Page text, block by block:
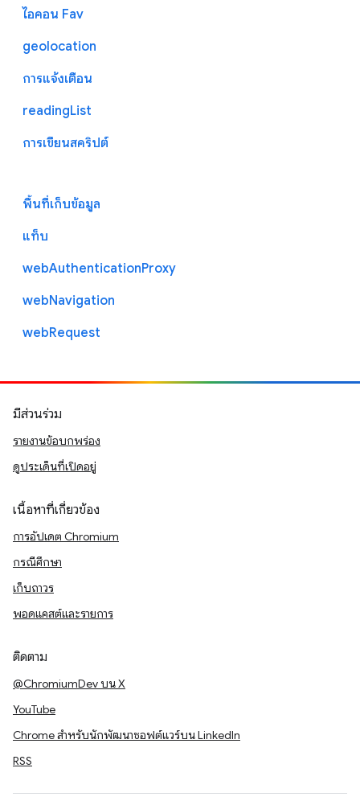
ไอคอน Fav
geolocation
การแจ้งเตือน
readingList
การเขียนสคริปต์
พื้นที่เก็บข้อมูล
แท็บ
webAuthenticationProxy
webNavigation
webRequest
มีส่วนร่วม
รายงานข้อบกพร่อง
ดูประเด็นที่เปิดอยู่
เนื้อหาที่เกี่ยวข้อง
การอัปเดต Chromium
กรณีศึกษา
เก็บถาวร
พอดแคสต์และรายการ
ติดตาม
@ChromiumDev บน X
YouTube
Chrome สำหรับนักพัฒนาซอฟต์แวร์บน LinkedIn
RSS